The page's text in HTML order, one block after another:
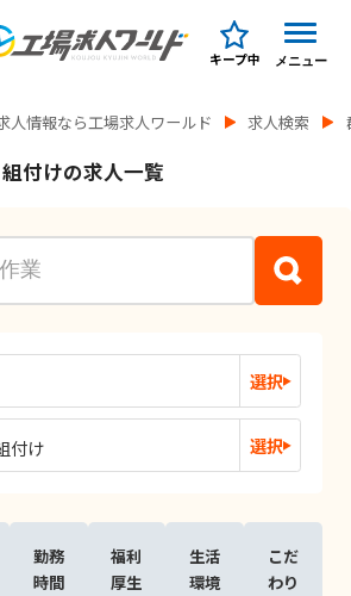
キープ中 メニュー
人情報なら工場求人ワールド 求人検索
付けの求人一覧
選択
付け 選択
勤務
時間
福利
厚生
生活
環境
こだ
わり